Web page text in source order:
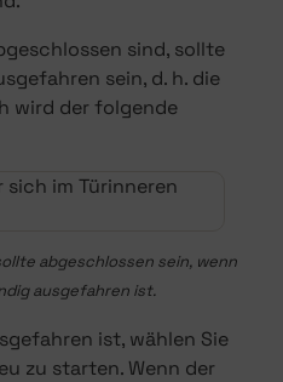
sind, sollte
sein, d. h. die
wird der folgende
abgeschlossen sein, wenn
ausgefahren ist.
ist, wählen Sie
zu starten. Wenn der